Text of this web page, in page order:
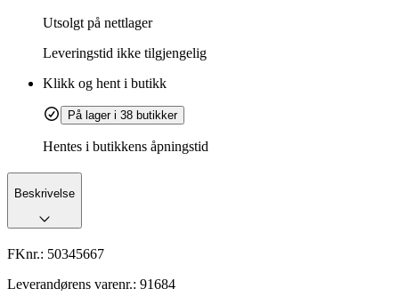
Utsolgt på nettlager
Leveringstid ikke tilgjengelig
Klikk og hent i butikk
På lager i 38 butikker
Hentes i butikkens åpningstid
Beskrivelse
FKnr.: 50345667
Leverandørens varenr.: 91684